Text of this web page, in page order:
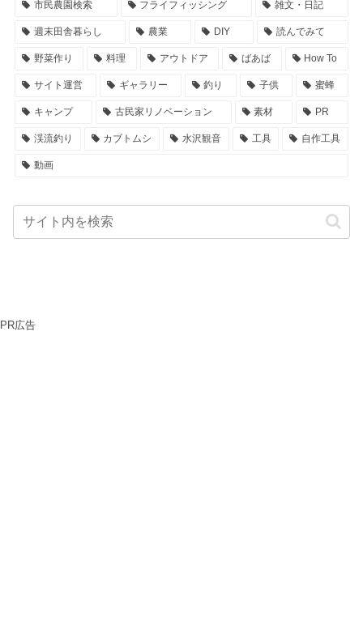
市民農園検索 フライフィッシング 雑文・日記
週末田舎暮らし 農業 DIY 読んでみて
野菜作り 料理 アウトドア ばあば How To
サイト運営 ギャラリー 釣り 子供 蜜蜂
キャンプ 古民家リノベーション 素材 PR
渓流釣り カブトムシ 水沢観音 工具 自作工具
動画
PR広告